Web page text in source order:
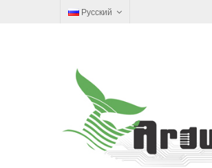
Русский